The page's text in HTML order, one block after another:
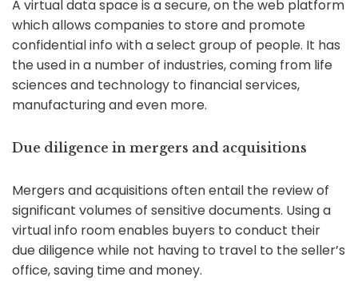
A virtual data space is a secure, on the web platform
which allows companies to store and promote
confidential info with a select group of people. It has
the used in a number of industries, coming from life
sciences and technology to financial services,
manufacturing and even more.
Due diligence in mergers and acquisitions
Mergers and acquisitions often entail the review of
significant volumes of sensitive documents. Using a
virtual info room enables buyers to conduct their
due diligence while not having to travel to the seller’s
office, saving time and money.